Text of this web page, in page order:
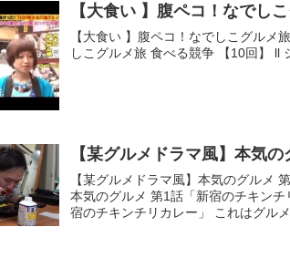
【大食い 】腹ペコ！なでし
【大食い 】腹ペコ！なでしこグル
しこグルメ旅 食べる競争 【10回】 ll
【某グルメドラマ風】本気
【某グルメドラマ風】本気のグルメ
本気のグルメ 第1話「新宿のチキン
宿のチキンチリカレー」 これはグル